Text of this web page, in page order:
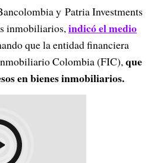
y Patria Investments
inmobiliarios,indicó el medio
que la entidad financiera
Colombia (FIC),que
en bienes inmobiliarios.